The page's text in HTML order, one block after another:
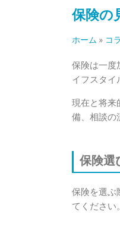
保険の
ホーム » コ
保険は一度
イフスタイ
現在と将来
備、相談の
保険選
保険を選ぶ
てください。